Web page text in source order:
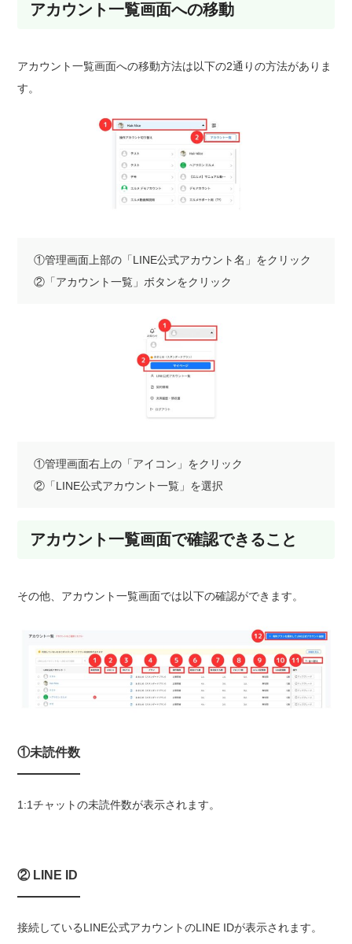
アカウント一覧画面への移動
アカウント一覧画面への移動方法は以下の2通りの方法がありま
す。
①管理画面上部の「LINE公式アカウント名」をクリック
②「アカウント一覧」ボタンをクリック
①管理画面右上の「アイコン」をクリック
②「LINE公式アカウント一覧」を選択
アカウント一覧画面で確認できること
その他、アカウント一覧画面では以下の確認ができます。
①未読件数
1:1チャットの未読件数が表示されます。
② LINE ID
接続しているLINE公式アカウントのLINE IDが表示されます。